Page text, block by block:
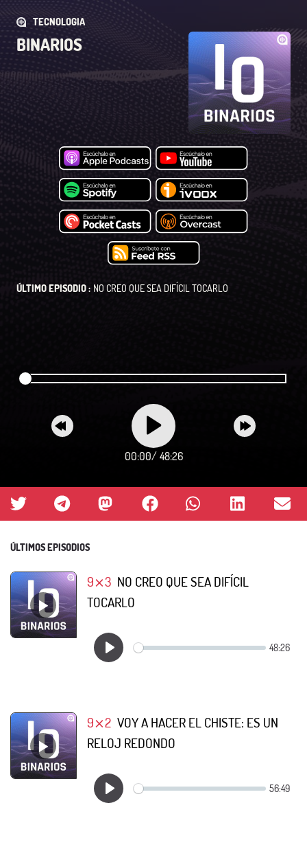
TECNOLOGIA
BINARIOS
ÚLTIMO EPISODIO : NO CREO QUE SEA DIFÍCIL TOCARLO
00:00/ 48:26
ÚLTIMOS EPISODIOS
9⨯3 NO CREO QUE SEA DIFÍCIL
TOCARLO
9⨯2 VOY A HACER EL CHISTE: ES UN
RELOJ REDONDO